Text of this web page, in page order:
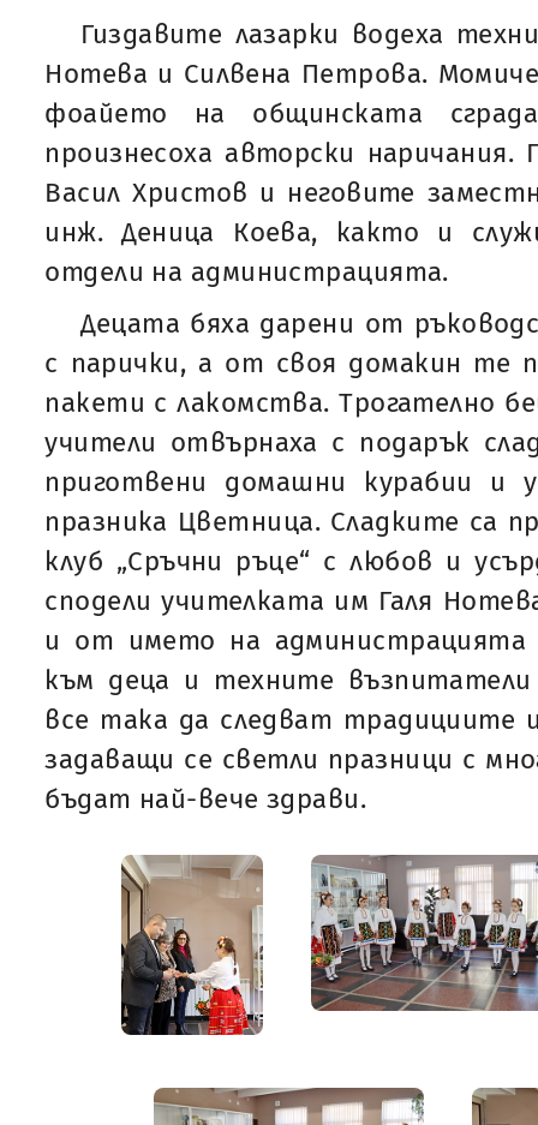
Гиздавите лазарки водеха
Нотева и Силвена Петрова.
фоайето на общинската
произнесоха авторски
Васил Христов и неговите
инж. Деница Коева, както и
отдели на администрацията.
Децата бяха дарени от
с парички, а от своя домакин те
пакети с лакомства. Трогателно
учители отвърнаха с подарък
приготвени домашни курабии и
празника Цветница. Сладките са
клуб „Сръчни ръце“ с любов и
сподели учителката им Галя
и от името на администрацията
към деца и техните
все така да следват традициите
задаващи се светли празници с
бъдат най-вече здрави.